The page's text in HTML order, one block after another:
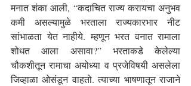
मनात शंका आली, “कदाचित राज्य करायचा अनुभव
कमी असल्यामुळे भरताला राज्यकारभार नीट
सांभाळता येत नाहीये. म्हणून भरत वनात रामाला
शोधत आला असावा?” भरताकडे केलेल्या
चौकशीतून रामाचा अयोध्या व प्रजेविषयी असलेला
जिव्हाळा ओसंडून वाहतो. त्याच्या भाषणातून राजाने